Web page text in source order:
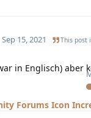
Sep 15, 2021 This post
in Englisch) aber